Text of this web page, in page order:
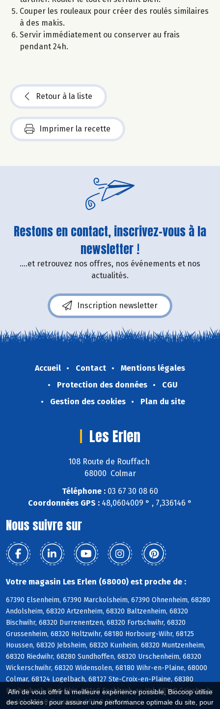
Afin de vous offrir la meilleure expérience possible, Biocoop utilise
des cookies : pour assurer une performance optimale du site, pour
Couper les rouleaux pour créer des roulés similaires
à des makis.
Servir immédiatement ou conserver au frais
pendant 24h.
Retour à la liste
Imprimer la recette
Restons en contact, inscrivez-vous à la
newsletter !
....et retrouvez nos offres, nos événements et nos
actualités.
Inscription newsletter
Accueil Contact
Mentions légales
Protection des données
CGU
Gestion des cookies
Plan du site
Les Erlen
108 Route de Rouffach
68000 Colmar
Téléphone : 03 67 30 08 60
Coordonnées GPS : 48,0604009 ° , 7,336146 °
Nous suivre sur
Votre magasin Les Erlen (68000) est proche de :
67390 Elsenheim, 67390 Marckolsheim, 67390 Ohnenheim, 68280
Andolsheim, 68320 Artzenheim, 68320 Baltzenheim, 68320
Bischwihr, 68320 Durrenentzen, 68320 Fortschwihr, 68320
Grussenheim, 68320 Holtzwihr, 68180 Horbourg-Wihr, 68125
Houssen, 68320 Jebsheim, 68320 Kunheim, 68320 Muntzenheim,
68320 Riedwihr, 68280 Sundhoffen, 68320 Urschenheim, 68320
Wickerschwihr, 68320 Widensolen, 68180 Wihr-en-Plaine, 68000
Colmar, 68124 Logelbach, 68127 Ste-Croix-en-Plaine, 68380
Breitenbach-Haut-Rhin, 68140 Eschbach-au-Val, 68140 Griesbach-
au-Val, 68140 Gunsbach, 68140 Hohrod